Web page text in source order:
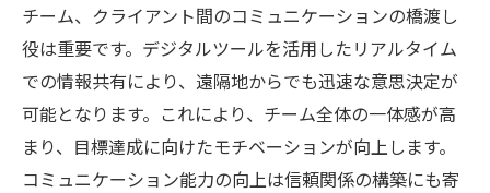
チーム、クライアント間のコミュニケーションの橋渡し
役は重要です。デジタルツールを活用したリアルタイム
での情報共有により、遠隔地からでも迅速な意思決定が
可能となります。これにより、チーム全体の一体感が高
まり、目標達成に向けたモチベーションが向上します。
コミュニケーション能力の向上は信頼関係の構築にも寄